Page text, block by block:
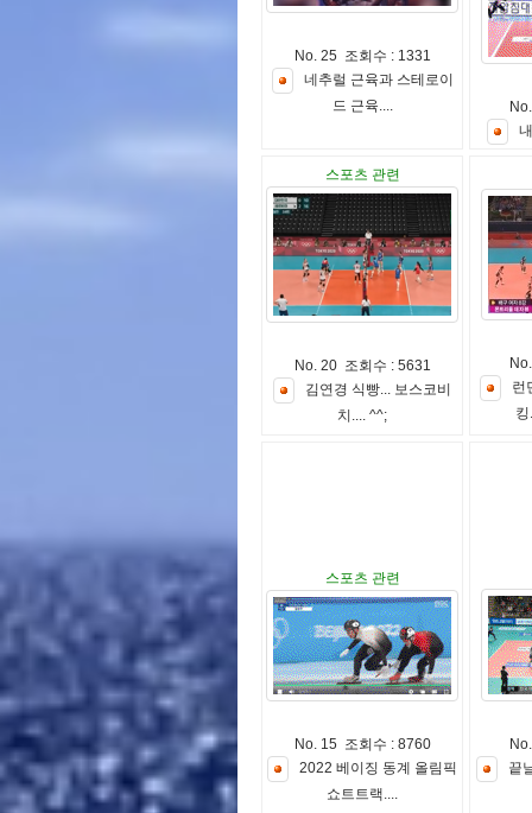
No. 25 조회수 : 1331
네 추럴 근육과 스테 로이
드 근육....
내
스포츠 관련
No. 20 조회수 : 5631
김 연 경 식 빵... 보스코비
치 .... ^^;
런
킹.
스포츠 관련
No. 15 조회수 : 8760
2022 베 이 징 동계 올림 픽
쇼트트랙....
끝